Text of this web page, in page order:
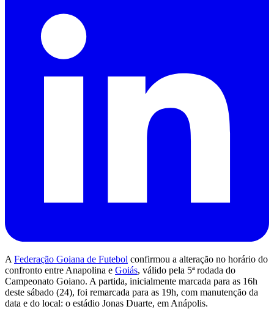
A Federação Goiana de Futebol confirmou a alteração no horário do
confronto entre Anapolina e Goiás, válido pela 5ª rodada do
Campeonato Goiano. A partida, inicialmente marcada para as 16h
deste sábado (24), foi remarcada para as 19h, com manutenção da
data e do local: o estádio Jonas Duarte, em Anápolis.